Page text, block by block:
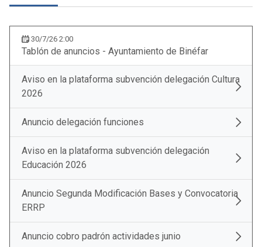
30/7/26 2:00
Tablón de anuncios - Ayuntamiento de Binéfar
Aviso en la plataforma subvención delegación Cultura
2026
Anuncio delegación funciones
Aviso en la plataforma subvención delegación
Educación 2026
Anuncio Segunda Modificación Bases y Convocatoria
ERRP
Anuncio cobro padrón actividades junio